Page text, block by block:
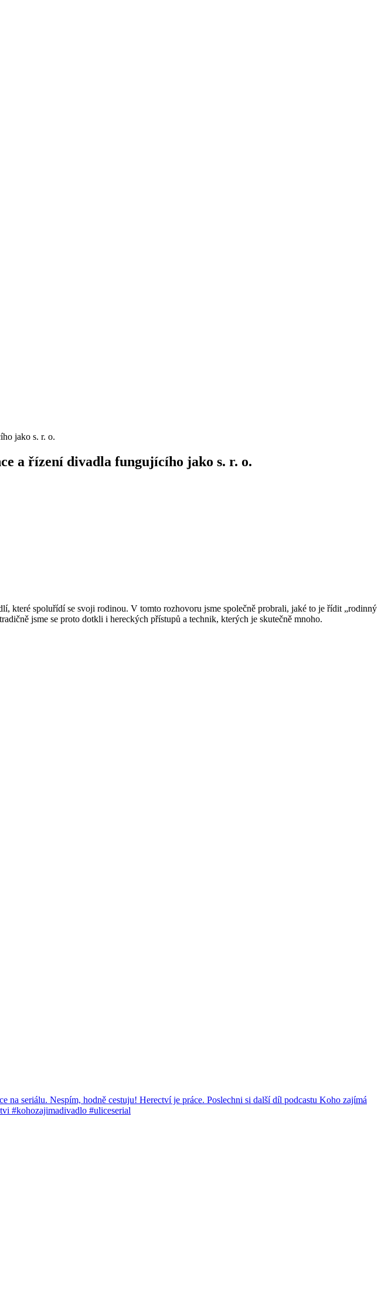
jako s. r. o.
a řízení divadla fungujícího jako s. r. o.
které spoluřídí se svoji rodinou. V tomto rozhovoru jsme společně probrali, jaké to je řídit „rodinný
jsme se proto dotkli i hereckých přístupů a technik, kterých je skutečně mnoho.